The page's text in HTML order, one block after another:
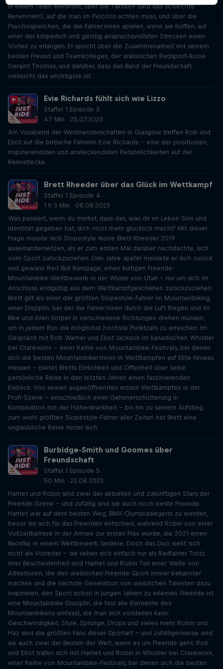
in einem Team einnimmt, über die Taktiken (und das schlechte
Benehmen!), auf die man im Peloton achten muss, und über die
Psychospielchen, die die Fahrer:innen spielen, wenn sie hoffen, auf
einer der körperlich und geistig anspruchsvollsten Strecken einen
Vorteil zu erlangen. Er spricht über die Zusammenarbeit mit seinem
besten Freund und Teamkollegen, der walisischen Radsport-Ikone
Geraint Thomas, und darüber, dass das Band der Freundschaft
vielleicht das wichtigste ist.
Evie Richards fühlt sich wie Lizzo
Staffel 1 Episode 3
47 Min · 25.07.2023
Am Vorabend der Weltmeisterschaften in Glasgow treffen Rob und
Eliot auf die britische Fahrerin Evie Richards - eine der positivsten,
inspirierendsten und ansteckendsten Persönlichkeiten auf der
Rennstrecke.
Brett Rheeder über das Glück im Wettkampf
Staffel 1 Episode 4
1 h 3 Min · 08.08.2023
Was passiert, wenn du merkst, dass das, was dir im Leben Sinn und
Identität gegeben hat, dich nicht mehr glücklich macht? Mit dieser
Frage musste sich Slopestyle-Ikone Brett Rheeder 2019
auseinandersetzen, als er zum ersten Mal darüber nachdachte, sich
vom Sport zurückzuziehen. Drei Jahre später meldete er sich zurück
und gewann Red Bull Rampage, einen kultigen Freeride-
Mountainbike-Wettbewerb in der Wüste von Utah - nur um sich im
Anschluss endgültig aus dem Wettkampfgeschehen zurückzuziehen.
Brett gilt als einer der größten Slopestyle-Fahrer im Mountainbiking,
einer Disziplin, bei der die Fahrer:innen durch die Luft fliegen und ihr
Bike und ihren Körper in verschiedene Richtungen drehen müssen,
um in jedem Run die möglichst höchste Punktzahl zu erreichen. Im
Gespräch mit Rob Warner und Eliot Jackson im kanadischen Whistler
bei Crankworx - einer Reihe von Mountainbike-Festivals, bei denen
sich die besten Mountainbiker:innen in Wettkämpfen auf Elite-Niveau
messen - bietet Bretts Ehrlichkeit und Offenheit über seine
persönliche Reise in den letzten Jahren einen faszinierenden
Einblick. Von seinen augenöffnenden ersten Wettkämpfen in der
Profi-Szene - einschließlich einer Gehirnerschütterung in
Kombination mit der Höhenkrankheit - bis hin zu seinem Aufstieg
zum wohl größten Slopestyle-Fahrer aller Zeiten hat Brett eine
unglaubliche Reise hinter sich.
Burbidge-Smith und Goomes über
Freundschaft
Staffel 1 Episode 5
50 Min · 22.08.2023
Harriet und Robin sind zwei der aktuellen und zukünftigen Stars der
Freeride-Szene - und zufällig sind sie auch noch beste Freunde.
Harriet war auf dem besten Weg, BMX-Olympiasiegerin zu werden,
bevor sie sich für das Freeriden entschied, während Robin von einer
Vollzeitkarriere in der Armee zur ersten Frau wurde, die 2021 einen
Backflip in einem Wettbewerb landete. Doch das Duo sieht sich
nicht als Vorreiter - sie sehen sich einfach nur als Radfahrer. Trotz
ihrer Bescheidenheit sind Harriet und Robin Teil einer Welle von
Athletinnen, die den weiblichen Freeride-Sport immer bekannter
machen und die nächste Generation von weiblichen Talenten dazu
inspirieren, den Sport schon in jungen Jahren zu erlernen. Freeride ist
eine Mountainbike-Disziplin, die fast alle Elemente des
Mountainbikens umfasst, die man sich vorstellen kann:
Geschwindigkeit, Style, Sprünge, Drops und vieles mehr. Robin und
Haz sind die größten Fans dieser Sportart - und zufälligerweise sind
sie auch zwei der Besten der Welt, wenn es um Freeride geht. Rob
und Eliot trafen sich mit Harriet und Robin in Whistler bei Crankworx,
einer Reihe von Mountainbike-Festivals, bei denen sich die besten